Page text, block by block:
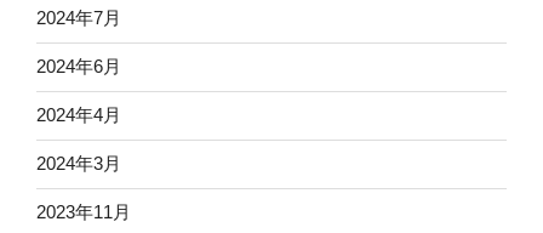
2024年7月
2024年6月
2024年4月
2024年3月
2023年11月